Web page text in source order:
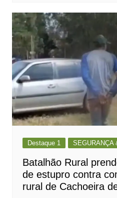
Destaque 1 SEGURANÇA
Batalhão Rural
de estupro contra
rural de Cachoeira